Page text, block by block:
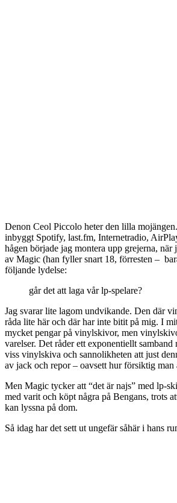
Denon Ceol Piccolo heter den lilla
inbyggt Spotify, last.fm, Internetradio,
hågen började jag montera upp grejerna,
av Magic (han fyller snart 18, förresten –
följande lydelse:
går det att laga vår lp-spelare?
Jag svarar lite lagom undvikande. Den där
råda lite här och där har inte bitit på mig. I
mycket pengar på vinylskivor, men
varelser. Det råder ett exponentiellt
viss vinylskiva och sannolikheten att just
av jack och repor – oavsett hur försiktig man
Men Magic tycker att “det är najs” med lp-
med varit och köpt några på Bengans, trots
kan lyssna på dom.
Så idag har det sett ut ungefär såhär i hans